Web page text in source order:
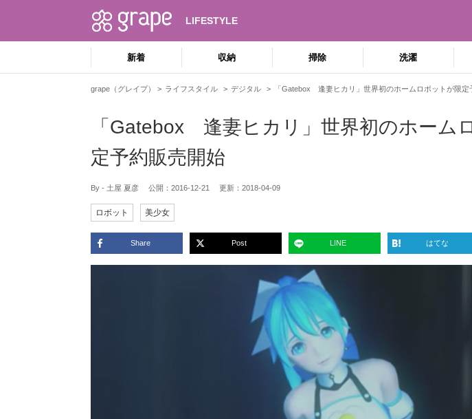
LIFESTYLE
新着 収納 掃除 洗濯
grape（グレイプ） ライフスタイル デジタル 「Gatebox 逢妻ヒカリ」世界初のホームロボットが限定
「Gatebox 逢妻ヒカリ」世界初のホーム
定予約販売開始
By - 土屋 夏彦 公開： 2016-12-21 更新： 2018-04-09
ロボット 美少女
Share Post LINE はてな